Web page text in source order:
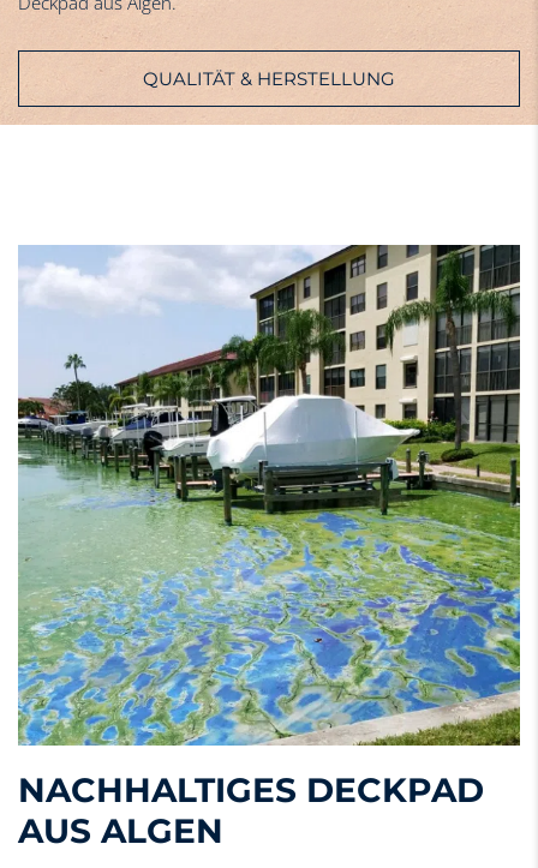
QUALITÄT & HERSTELLUNG
NACHHALTIGES DECKPAD
AUS ALGEN